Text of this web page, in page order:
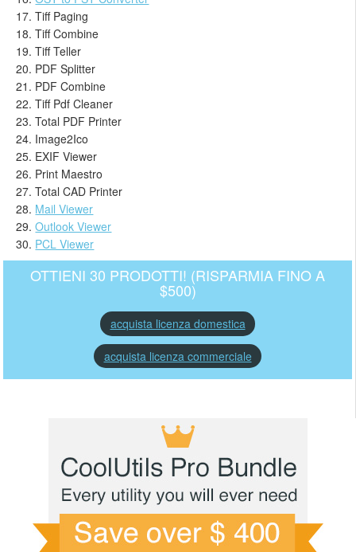
Tiff Paging
Tiff Combine
Tiff Teller
PDF Splitter
PDF Combine
Tiff Pdf Cleaner
Total PDF Printer
Image2Ico
EXIF Viewer
Print Maestro
Total CAD Printer
Mail Viewer
Outlook Viewer
PCL Viewer
OTTIENI 30 PRODOTTI! (RISPARMIA FINO A
$500)
acquista licenza domestica
acquista licenza commerciale